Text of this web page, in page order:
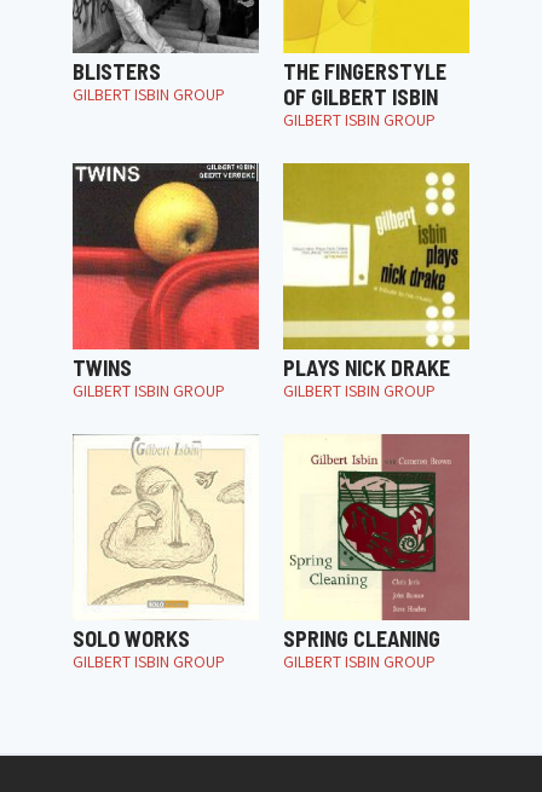
BLISTERS
GILBERT ISBIN GROUP
THE FINGERSTYLE
OF GILBERT ISBIN
GILBERT ISBIN GROUP
TWINS
GILBERT ISBIN GROUP
PLAYS NICK DRAKE
GILBERT ISBIN GROUP
SOLO WORKS
GILBERT ISBIN GROUP
SPRING CLEANING
GILBERT ISBIN GROUP